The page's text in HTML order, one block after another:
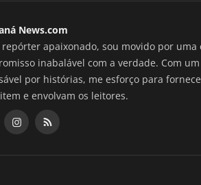
News.com
repórter apaixonado, sou movido por
inabalável com a verdade. Com
por histórias, me esforço para
e envolvam os leitores.